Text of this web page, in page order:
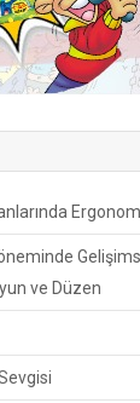
ve Düzen